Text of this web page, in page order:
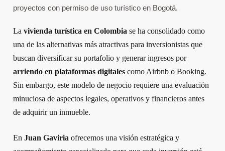
proyectos con permiso de uso turístico en Bogotá.
La vivienda turística en Colombia se ha consolidado como
una de las alternativas más atractivas para inversionistas que
buscan diversificar su portafolio y generar ingresos por
arriendo en plataformas digitales como Airbnb o Booking.
Sin embargo, este modelo de negocio requiere una evaluación
minuciosa de aspectos legales, operativos y financieros antes
de adquirir un inmueble.
En Juan Gaviria ofrecemos una visión estratégica y